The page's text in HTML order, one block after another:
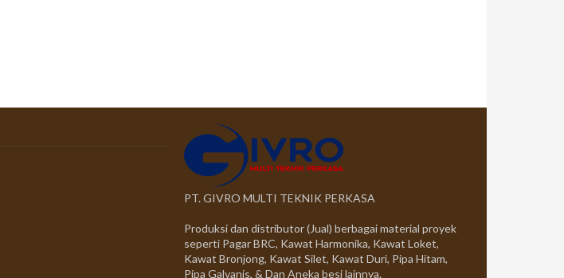
PT. GIVRO MULTI TEKNIK PERKASA
Produksi dan distributor (Jual) berbagai material proyek
seperti Pagar BRC, Kawat Harmonika, Kawat Loket,
Kawat Bronjong, Kawat Silet, Kawat Duri, Pipa Hitam,
Pipa Galvanis, & Dan Aneka besi lainnya.